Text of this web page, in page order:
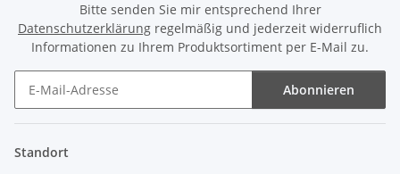
Bitte senden Sie mir entsprechend Ihrer
Datenschutzerklärung regelmäßig und jederzeit widerruflich
Informationen zu Ihrem Produktsortiment per E-Mail zu.
Abonnieren
Standort